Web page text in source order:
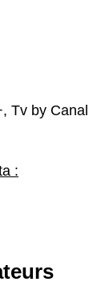
Tv by Canal
: